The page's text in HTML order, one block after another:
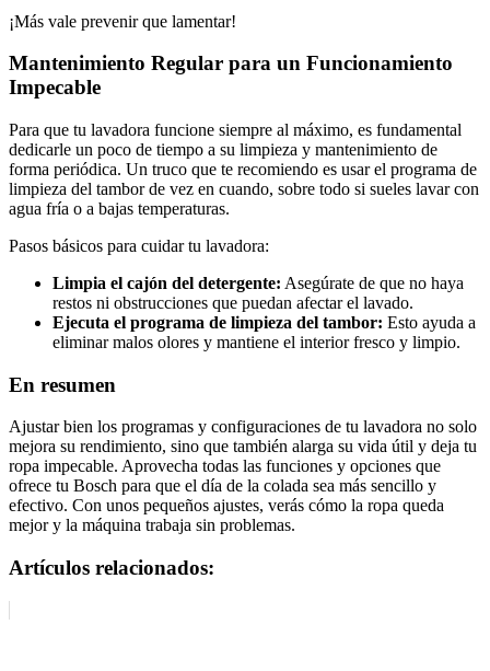
¡Más vale prevenir que lamentar!
Mantenimiento Regular para un Funcionamiento
Impecable
Para que tu lavadora funcione siempre al máximo, es fundamental
dedicarle un poco de tiempo a su limpieza y mantenimiento de
forma periódica. Un truco que te recomiendo es usar el programa de
limpieza del tambor de vez en cuando, sobre todo si sueles lavar con
agua fría o a bajas temperaturas.
Pasos básicos para cuidar tu lavadora:
Limpia el cajón del detergente: Asegúrate de que no haya
restos ni obstrucciones que puedan afectar el lavado.
Ejecuta el programa de limpieza del tambor: Esto ayuda a
eliminar malos olores y mantiene el interior fresco y limpio.
En resumen
Ajustar bien los programas y configuraciones de tu lavadora no solo
mejora su rendimiento, sino que también alarga su vida útil y deja tu
ropa impecable. Aprovecha todas las funciones y opciones que
ofrece tu Bosch para que el día de la colada sea más sencillo y
efectivo. Con unos pequeños ajustes, verás cómo la ropa queda
mejor y la máquina trabaja sin problemas.
Artículos relacionados: